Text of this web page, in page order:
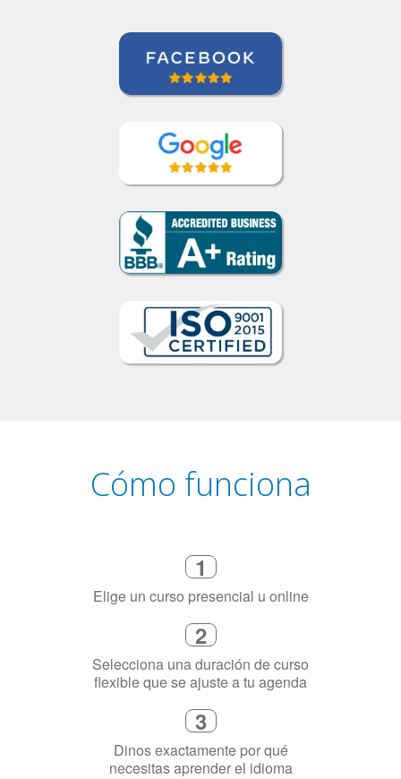
Cómo funciona
1
Elige un curso presencial u online
2
Selecciona una duración de curso
flexible que se ajuste a tu agenda
3
Dinos exactamente por qué
necesitas aprender el idioma